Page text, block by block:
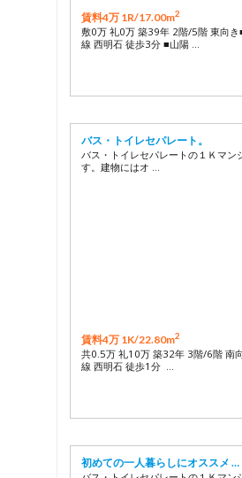
賃料4万 1R/17.00m2
敷0万 礼0万 築39年 2階/5階 東向き
線 西明石 徒歩3分 ■山陽 …
バス・トイレセパレート。
バス・トイレセパレートの１Ｋマン
す。建物にはオ …
賃料4万 1K/22.80m2
共0.5万 礼10万 築32年 3階/6階 南
線 西明石 徒歩1分 …
初めての一人暮らしにオススメ …